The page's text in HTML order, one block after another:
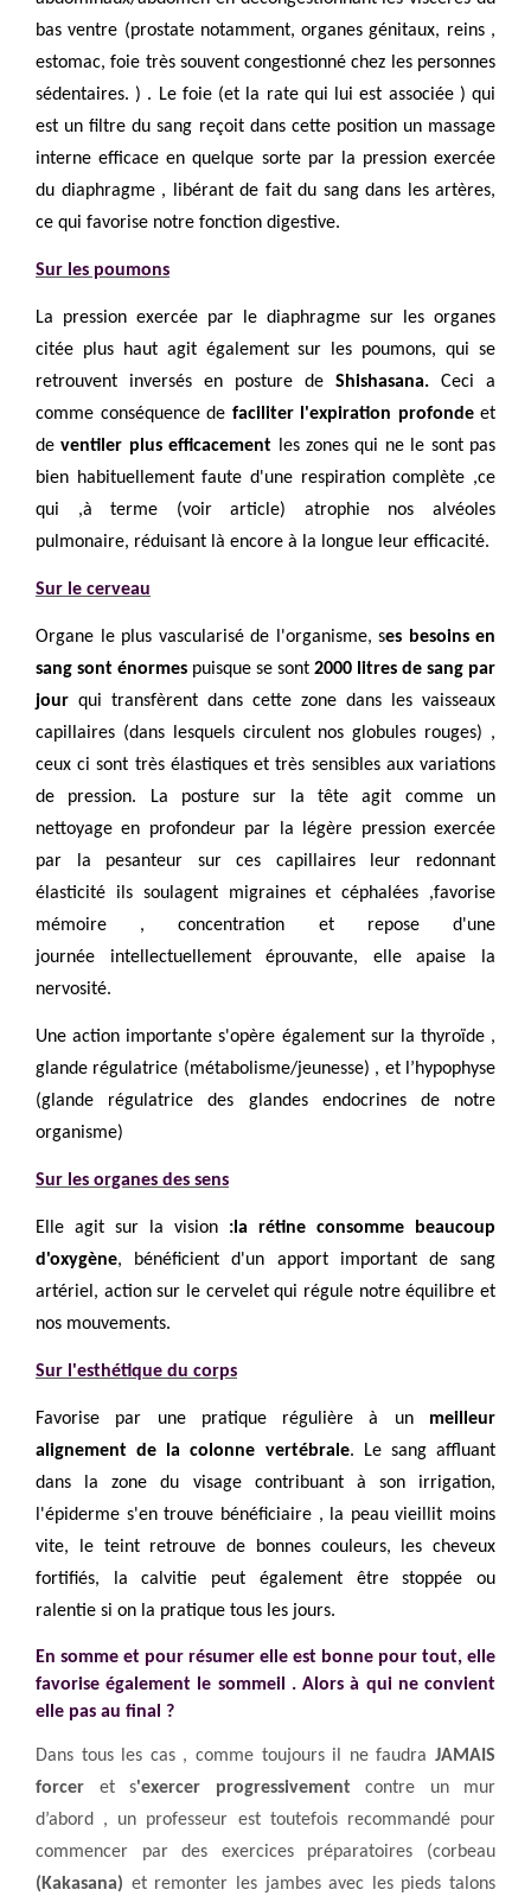
bas ventre (prostate notamment, organes génitaux, reins ,
estomac, foie très souvent congestionné chez les personnes
sédentaires. ) . Le foie (et la rate qui lui est associée ) qui
est un filtre du sang reçoit dans cette position un massage
interne efficace en quelque sorte par la pression exercée
du diaphragme , libérant de fait du sang dans les artères,
ce qui favorise notre fonction digestive.
Sur les poumons
La pression exercée par le diaphragme sur les organes
citée plus haut agit également sur les poumons, qui se
retrouvent inversés en
posture de Shishasana. Ceci a
comme conséquence de faciliter l'expiration profondeet
deventiler plus efficacement
les zones qui ne le sont pas
bien habituellement faute d'une respiration complète ,ce
qui ,à terme (voir article) atrophie nos alvéoles
pulmonaire, réduisant là encore à la longue leur efficacité.
Sur le cerveau
Organe le plus vascularisé de l'organisme, ses besoins en
sang sont énormes puisque se sont 2000 litres de sang par
jour qui transfèrent dans cette zone dans les vaisseaux
capillaires (dans lesquels circulent nos globules rouges) ,
ceux ci sont très élastiques et très sensibles aux variations
de pression. La posture sur la tête agit comme un
nettoyage en profondeur par la légère pression exercée
par la pesanteur sur ces capillaires leur redonnant
élasticité ils soulagent migraines et céphalées ,favorise
mémoire , concentration et repose d'une
journée intellectuellement éprouvante, elle apaise la
nervosité.
Une action importante s'opère également sur la thyroïde ,
glande régulatrice (métabolisme/jeunesse) , et l’hypophyse
(glande régulatrice des glandes endocrines de notre
organisme)
Sur les organes des sens
Elle agit sur la vision :la rétine consomme beaucoup
d'oxygène, bénéficient d'un apport important de sang
artériel, action sur le cervelet qui régule notre équilibre et
nos mouvements.
Sur l'esthétique du corps
Favorise par une pratique régulière à un meilleur
alignement de la colonne vertébrale. Le sang affluant
dans la zone du visage contribuant à son irrigation,
l'épiderme s'en trouve bénéficiaire , la peau vieillit moins
vite, le teint retrouve de bonnes couleurs, les cheveux
fortifiés, la calvitie peut également être stoppée ou
ralentie si on la pratique tous les jours.
En somme et pour résumer elle est bonne pour tout, elle
favorise également le sommeil . Alors à qui ne convient
elle pas au final ?
Dans tous les cas , comme toujours il ne faudra JAMAIS
forcer et s'exercer progressivement contre un mur
d’abord , un professeur est toutefois recommandé pour
commencer par des exercices préparatoires (corbeau
(Kakasana) et remonter les jambes avec les pieds talons